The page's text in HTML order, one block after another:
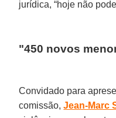
jurídica, “hoje não
"450 novos
Convidado para
comissão,Jean-Marc